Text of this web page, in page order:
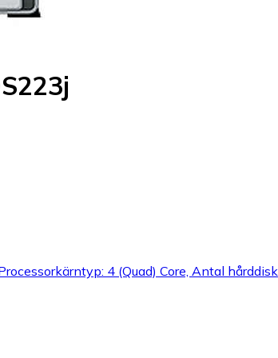
4 (Quad) Core, Antal